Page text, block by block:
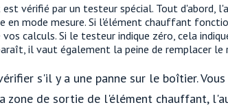
vérifié par un testeur spécial. Tout d'abord,
en mode mesure. Si l'élément chauffant
vos calculs. Si le testeur indique zéro, cela
il vaut également la peine de remplacer le
s'il y a une panne sur le boîtier.
zone de sortie de l'élément chauffant,